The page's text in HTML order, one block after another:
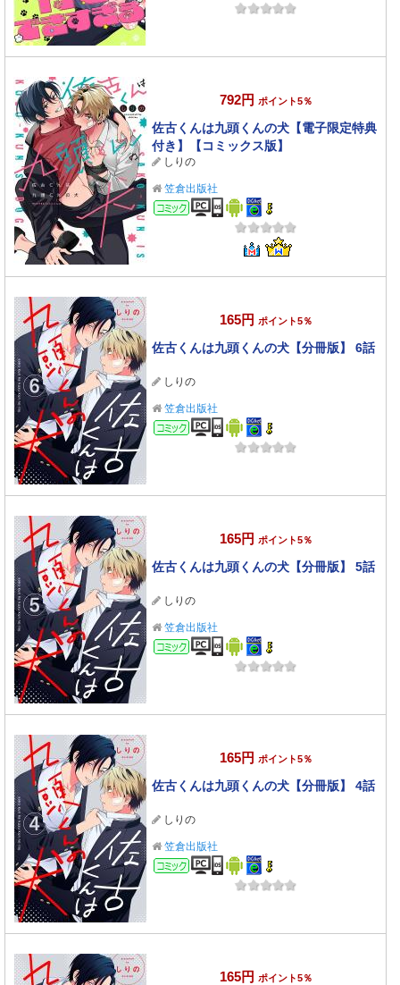
792円 ポイント5％
佐古くんは九頭くんの犬【電子限定特典
付き】【コミックス版】
しりの
笠倉出版社
コミック
165円 ポイント5％
佐古くんは九頭くんの犬【分冊版】 6話
しりの
笠倉出版社
コミック
165円 ポイント5％
佐古くんは九頭くんの犬【分冊版】 5話
しりの
笠倉出版社
コミック
165円 ポイント5％
佐古くんは九頭くんの犬【分冊版】 4話
しりの
笠倉出版社
コミック
165円 ポイント5％